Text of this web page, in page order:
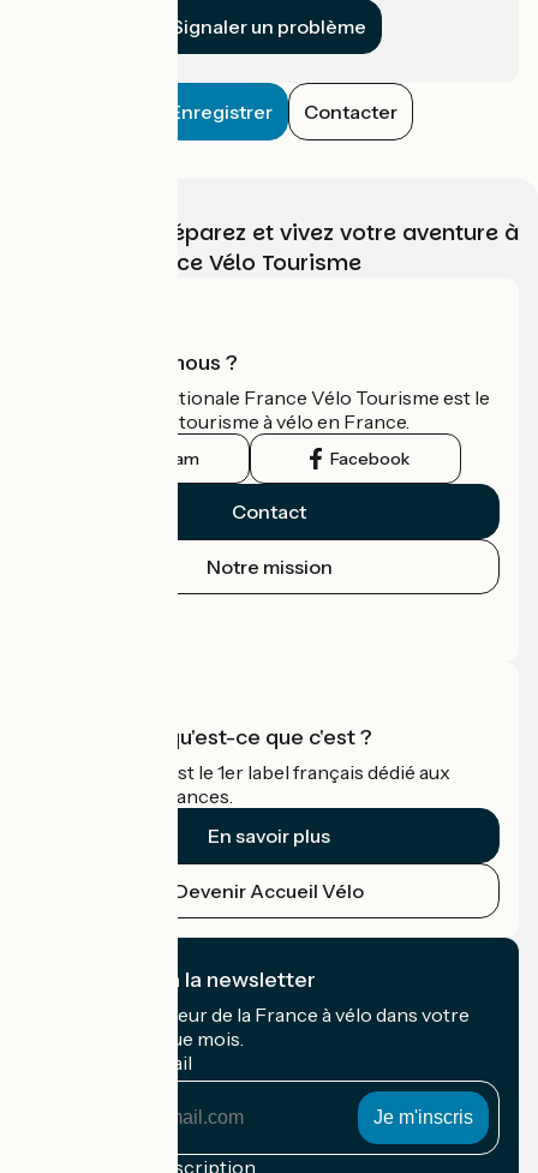
Signaler un problème
Enregistrer Contacter
Choisissez, préparez et vivez votre aventure à
vélo avec France Vélo Tourisme
Qui sommes-nous ?
L'association nationale France Vélo Tourisme est le
guide officiel du tourisme à vélo en France.
Instagram Facebook
Contact
Notre mission
Accueil Vélo qu'est-ce que c'est ?
Accueil Vélo c'est le 1er label français dédié aux
cyclistes en vacances.
En savoir plus
Devenir Accueil Vélo
Je m'abonne à la newsletter
Recevez le meilleur de la France à vélo dans votre
boîte mail chaque mois.
Mon adresse mail
Conditions d'inscription